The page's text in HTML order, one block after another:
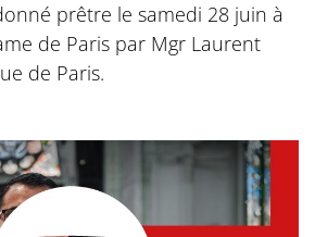
prêtre le samedi 28 juin à
de Paris par Mgr Laurent
de Paris.